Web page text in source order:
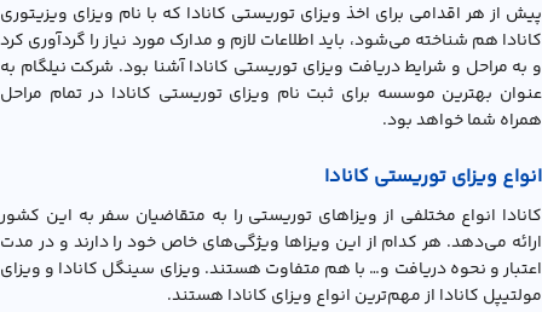
پیش از هر اقدامی برای اخذ ویزای توریستی کانادا که با نام ویزای ویزیتوری
کانادا هم شناخته می‌شود، باید اطلاعات لازم و مدارک مورد نیاز را گردآوری کرد
و به مراحل و شرایط دریافت ويزاي توريستي کانادا آشنا بود. شرکت نیلگام به
عنوان بهترین موسسه برای ثبت نام ویزای توریستی کانادا در تمام مراحل
همراه شما خواهد بود.
انواع ویزای توریستی کانادا
کانادا انواع مختلفی از ویزاهای توریستی را به متقاضیان سفر به این کشور
ارائه می‌دهد. هر کدام از این ویزاها ویژگی‌های خاص خود را دارند و در مدت
اعتبار و نحوه دریافت و… با هم متفاوت هستند. ویزای سینگل کانادا و ویزای
مولتیپل کانادا از مهم‌ترین انواع ویزای کانادا هستند.